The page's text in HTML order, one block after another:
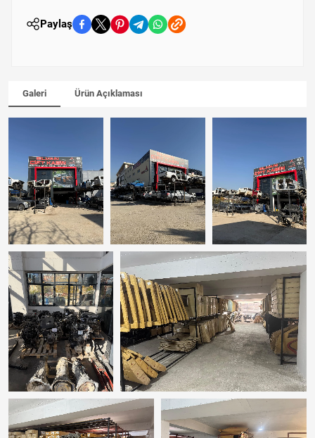
Paylaş
Galeri Ürün Açıklaması